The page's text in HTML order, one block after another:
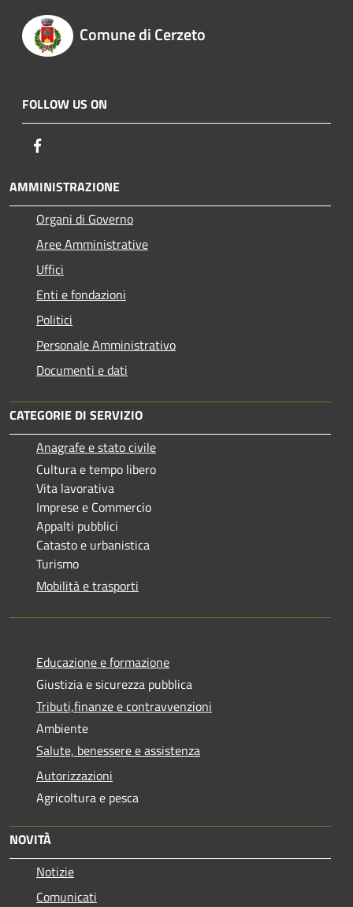
Comune di Cerzeto
FOLLOW US ON
AMMINISTRAZIONE
Organi di Governo
Aree Amministrative
Uffici
Enti e fondazioni
Politici
Personale Amministrativo
Documenti e dati
CATEGORIE DI SERVIZIO
Anagrafe e stato civile
Cultura e tempo libero
Vita lavorativa
Imprese e Commercio
Appalti pubblici
Catasto e urbanistica
Turismo
Mobilità e trasporti
Educazione e formazione
Giustizia e sicurezza pubblica
Tributi,finanze e contravvenzioni
Ambiente
Salute, benessere e assistenza
Autorizzazioni
Agricoltura e pesca
NOVITÀ
Notizie
Comunicati